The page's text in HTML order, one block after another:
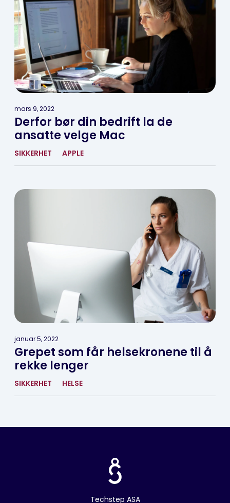
mars 9, 2022
Derfor bør din bedrift la de
ansatte velge Mac
SIKKERHET APPLE
januar 5, 2022
Grepet som får helsekronene til å
rekke lenger
SIKKERHET HELSE
Techstep ASA